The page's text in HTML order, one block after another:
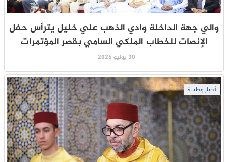
والي جهة الداخلة وادي الذهب علي خليل يترأس حفل
الإنصات للخطاب الملكي السامي بقصر المؤتمرات
30 يوليو 2026
أخبار وطنية